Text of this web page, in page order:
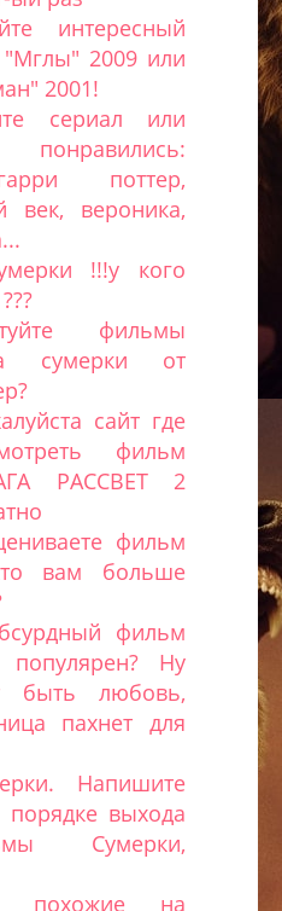
интересный
2009 или
2001!
сериал или
поттер,
век, вероника,
!!!у кого
фильмы
сумерки от
сайт где
фильм
РАССВЕТ 2
фильм
вам больше
фильм
популярен? Ну
быть любовь,
пахнет для
Напишите
порядке выхода
Сумерки,
похожие на